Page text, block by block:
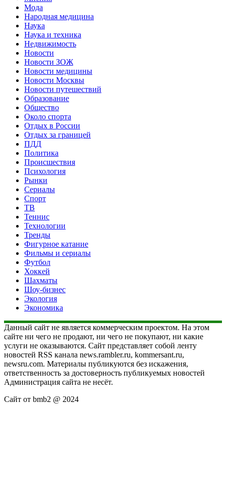
Мода
Народная медицина
Наука
Наука и техника
Недвижимость
Новости
Новости ЗОЖ
Новости медицины
Новости Москвы
Новости путешествий
Образование
Общество
Около спорта
Отдых в России
Отдых за границей
ПДД
Политика
Происшествия
Психология
Рынки
Сериалы
Спорт
ТВ
Теннис
Технологии
Тренды
Фигурное катание
Фильмы и сериалы
Футбол
Хоккей
Шахматы
Шоу-бизнес
Экология
Экономика
Данный сайт не является коммерческим проектом. На этом
сайте ни чего не продают, ни чего не покупают, ни какие
услуги не оказываются. Сайт представляет собой ленту
новостей RSS канала news.rambler.ru, kommersant.ru,
newsru.com. Материалы публикуются без искажения,
ответственность за достоверность публикуемых новостей
Администрация сайта не несёт.
Сайт от bmb2 @ 2024